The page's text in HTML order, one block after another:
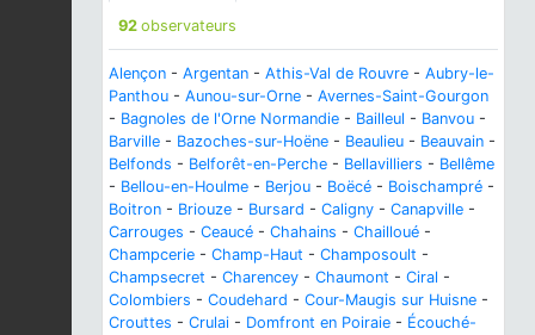
92 observateurs
Alençon - Argentan - Athis-Val de Rouvre - Aubry-le-
Panthou - Aunou-sur-Orne - Avernes-Saint-Gourgon
- Bagnoles de l'Orne Normandie - Bailleul - Banvou -
Barville - Bazoches-sur-Hoëne - Beaulieu - Beauvain -
Belfonds - Belforêt-en-Perche - Bellavilliers - Bellême
- Bellou-en-Houlme - Berjou - Boëcé - Boischampré -
Boitron - Briouze - Bursard - Caligny - Canapville -
Carrouges - Ceaucé - Chahains - Chailloué -
Champcerie - Champ-Haut - Champosoult -
Champsecret - Charencey - Chaumont - Ciral -
Colombiers - Coudehard - Cour-Maugis sur Huisne -
Crouttes - Crulai - Domfront en Poiraie - Écouché-